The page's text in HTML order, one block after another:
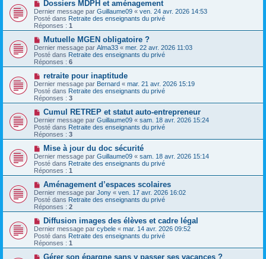
g
e
u
m
e
s
s
a
g
e
N
o
u
v
e
a
u
m
e
s
s
a
g
e
Dossiers MDPH et aménagement
Dernier message par Guillaume09 « ven. 24 avr. 2026 14:53
Posté dans Retraite des enseignants du privé
Réponses : 1
N
o
u
v
e
a
u
m
e
s
s
a
g
e
Mutuelle MGEN obligatoire ?
Dernier message par Alma33 « mer. 22 avr. 2026 11:03
Posté dans Retraite des enseignants du privé
Réponses : 6
N
o
u
v
e
a
m
e
s
s
a
g
e
retraite pour inaptitude
Dernier message par Bernard « mar. 21 avr. 2026 15:19
Posté dans Retraite des enseignants du privé
Réponses : 3
N
o
u
v
e
a
u
m
e
s
a
g
e
Cumul RETREP et statut auto-entrepreneur
Dernier message par Guillaume09 « sam. 18 avr. 2026 15:24
Posté dans Retraite des enseignants du privé
Réponses : 3
N
o
u
v
e
u
m
e
s
s
a
g
e
Mise à jour du doc sécurité
Dernier message par Guillaume09 « sam. 18 avr. 2026 15:14
Posté dans Retraite des enseignants du privé
Réponses : 1
N
o
u
v
e
a
u
m
e
s
s
Aménagement d’espaces scolaires
Dernier message par Jony « ven. 17 avr. 2026 16:02
Posté dans Retraite des enseignants du privé
Réponses : 2
N
o
u
v
e
a
Diffusion images des élèves et cadre légal
Dernier message par cybele « mar. 14 avr. 2026 09:52
Posté dans Retraite des enseignants du privé
Réponses : 1
NGérer son épargne sans y passer ses vacances ?